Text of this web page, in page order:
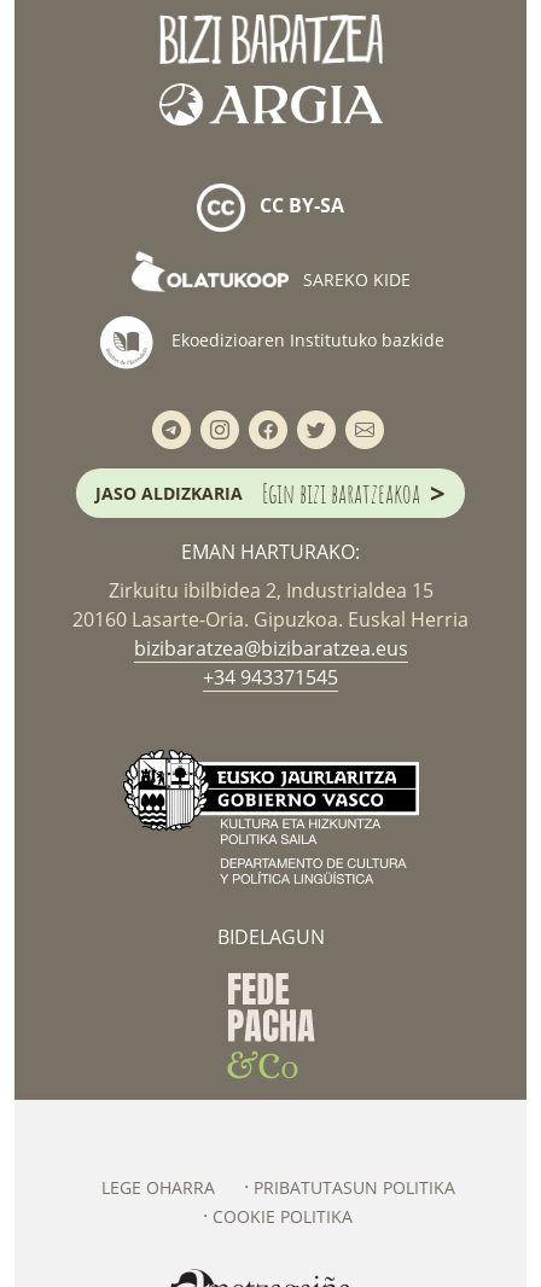
CC BY-SA
SAREKO KIDE
Ekoedizioaren Institutuko bazkide
JASO ALDIZKARIA Egin bizi baratzeakoa >
EMAN HARTURAKO:
Zirkuitu ibilbidea 2, Industrialdea 15
20160 Lasarte-Oria. Gipuzkoa. Euskal Herria
bizibaratzea@bizibaratzea.eus
+34 943371545
BIDELAGUN
LEGE OHARRA
PRIBATUTASUN POLITIKA
COOKIE POLITIKA